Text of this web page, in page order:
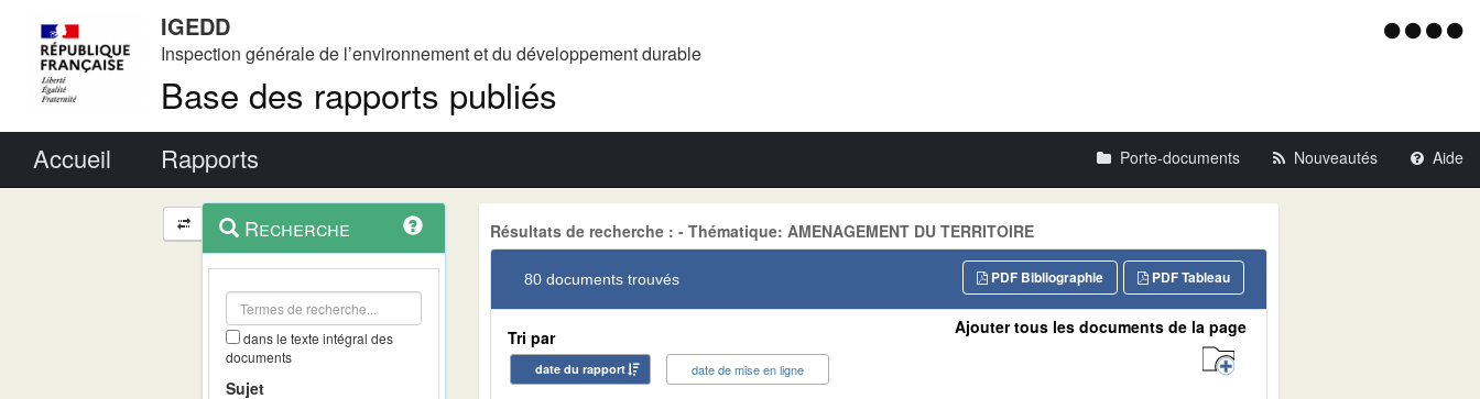
IGEDD
Inspection générale de l’environnement et du développement durable
Base des rapports publiés
Menu
Accueil Rapports Porte-documents Nouveautés Aide
Navigation
et
outils
contextuel
Recherche
dans le texte intégral des
documents
Sujet
Résultats de recherche : - Thématique: AMENAGEMENT DU TERRITOIRE
80 documents trouvés PDF Tableau
PDF Bibliographie
Tri par
date du rapport date de mise en ligne
Ajouter tous les documents de la page